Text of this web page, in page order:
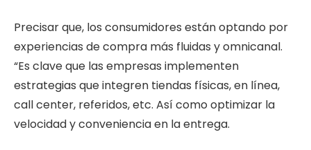
Precisar que, los consumidores están optando por
experiencias de compra más fluidas y omnicanal.
“Es clave que las empresas implementen
estrategias que integren tiendas físicas, en línea,
call center, referidos, etc. Así como optimizar la
velocidad y conveniencia en la entrega.